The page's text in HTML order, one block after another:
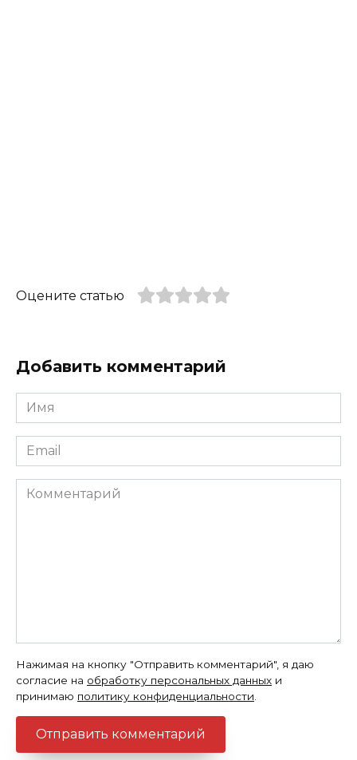
Оцените статью
Добавить комментарий
Имя
*
Email
*
Комментарий
Нажимая на кнопку "Отправить комментарий", я даю
согласие на обработку персональных данных и
принимаю политику конфиденциальности.